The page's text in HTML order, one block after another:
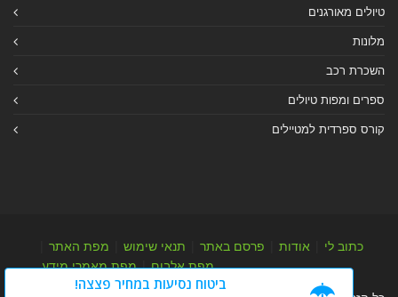
טיולים מאורגנים
מלונות
השכרת רכב
ספרים ומפות טיולים
קורס ספרדית למטיילים
כתוב לי אודות פרסם באתר תנאי שימוש מפת האתר
מפת אלבום|מפת מאמרי מידע
ביטוח נסיעות במחיר פצצה!